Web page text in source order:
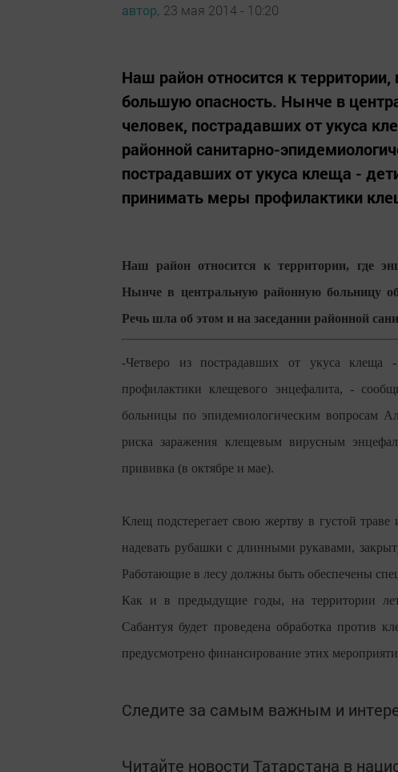
автор, 23 мая 2014 - 10:20
Наш район относится к
большую опасность. Нынче в
человек, пострадавших от укуса
районной санитарно-
пострадавших от укуса клеща -
принимать меры профилактики
Наш район относится к территории, где
Нынче в центральную районную больницу
Речь шла об этом и на заседании районной
-Четверо из пострадавших от укуса клеща
профилактики клещевого энцефалита, -
больницы по эпидемиологическим вопросам
риска заражения клещевым вирусным
прививка (в октябре и мае).
Клещ подстерегает свою жертву в густой
надевать рубашки с длинными рукавами,
Работающие в лесу должны быть обеспечены
Как и в предыдущие годы, на территории
Сабантуя будет проведена обработка против
предусмотрено финансирование этих
Следите за самым важным и
Читайте новости Татарстана в